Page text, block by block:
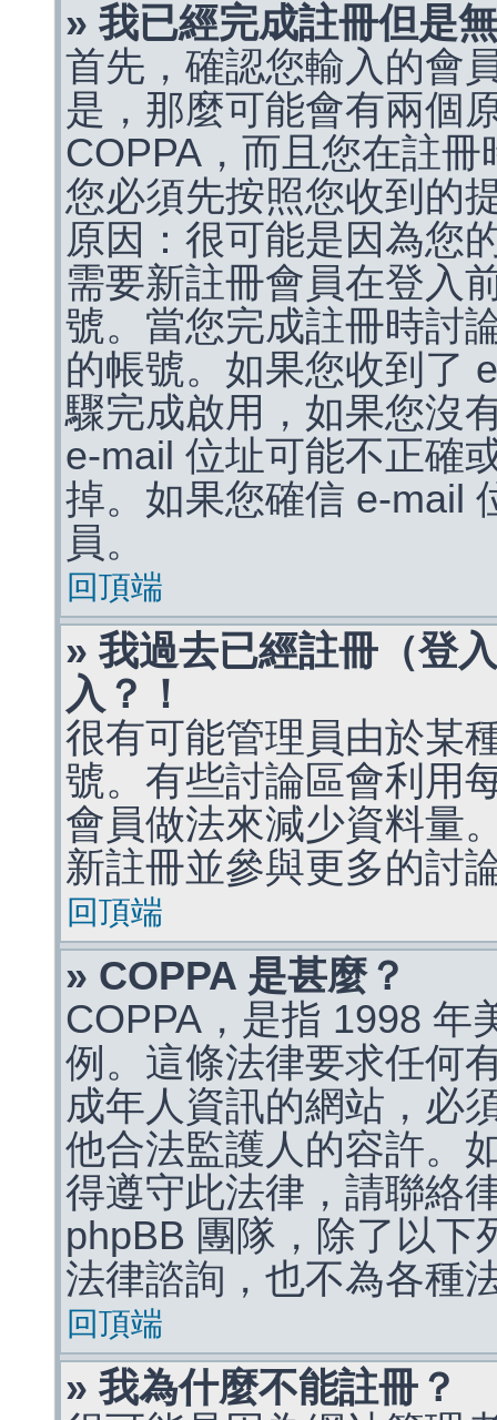
» 我已經完成註冊但是
首先，確認您輸入的會
是，那麼可能會有兩個
COPPA，而且您在註
您必須先按照您收到的
原因：很可能是因為您
需要新註冊會員在登入
號。當您完成註冊時討
的帳號。如果您收到了
驟完成啟用，如果您沒
e-mail 位址可能不正確
掉。如果您確信 e-mail
員。
回頂端
» 我過去已經註冊（登
入？！
很有可能管理員由於某
號。有些討論區會利用
會員做法來減少資料量
新註冊並參與更多的討
回頂端
» COPPA 是甚麼？
COPPA，是指 1998 年
例。這條法律要求任何
成年人資訊的網站，必
他合法監護人的容許。
得遵守此法律，請聯絡
phpBB 團隊，除了以下
法律諮詢，也不為各種
回頂端
» 我為什麼不能註冊？